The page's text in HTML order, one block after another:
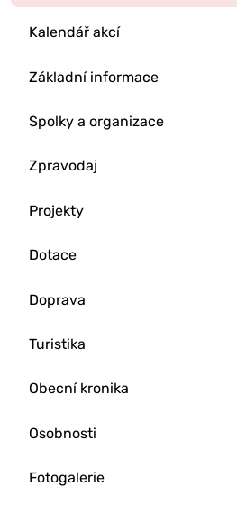
Kalendář akcí
Základní informace
Spolky a organizace
Zpravodaj
Projekty
Dotace
Doprava
Turistika
Obecní kronika
Osobnosti
Fotogalerie